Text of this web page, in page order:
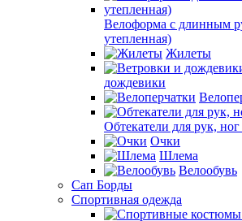
Велоформа с длинным
утепленная)
Жилеты
дождевики
Обтекатели для рук,
Очки
Шлема
Велообувь
Сап Борды
Спортивная одежда